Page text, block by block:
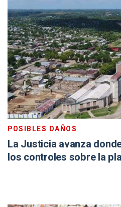
POSIBLES DAÑOS
La Justicia avanza
los controles sobre la